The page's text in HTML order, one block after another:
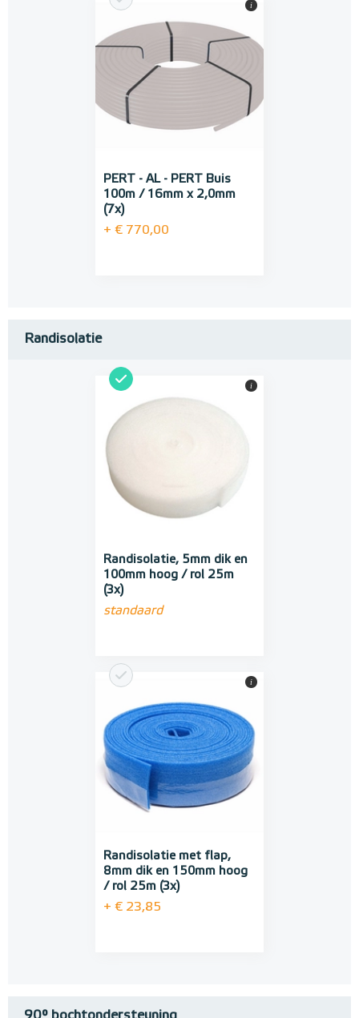
PERT - AL - PERT Buis
100m / 16mm x 2,0mm
(7x)
+ € 770,00
i
Randisolatie
Randisolatie, 5mm dik en
100mm hoog / rol 25m
(3x)
standaard
i
Randisolatie met flap,
8mm dik en 150mm hoog
/ rol 25m (3x)
+ € 23,85
i